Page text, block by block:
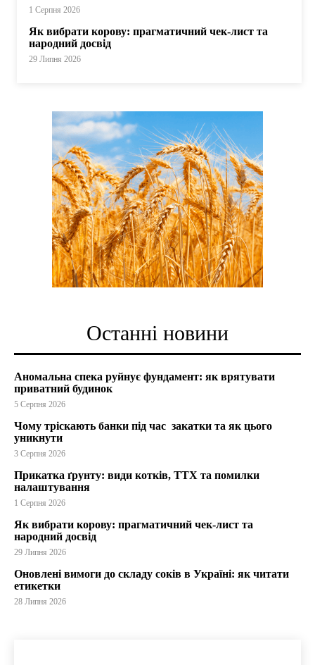
1 Серпня 2026
Як вибрати корову: прагматичний чек-лист та
народний досвід
29 Липня 2026
Останні новини
Аномальна спека руйнує фундамент: як врятувати
приватний будинок
5 Серпня 2026
Чому тріскають банки під час закатки та як цього
уникнути
3 Серпня 2026
Прикатка ґрунту: види котків, ТТХ та помилки
налаштування
1 Серпня 2026
Як вибрати корову: прагматичний чек-лист та
народний досвід
29 Липня 2026
Оновлені вимоги до складу соків в Україні: як читати
етикетки
28 Липня 2026